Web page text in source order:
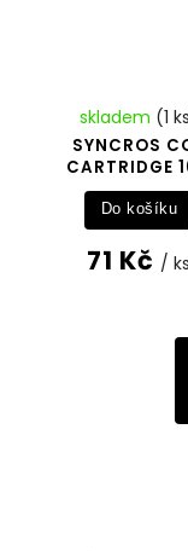
SYNCROS
CARTRIDGE
skladem (1
71 Kč / ks
Do košíku